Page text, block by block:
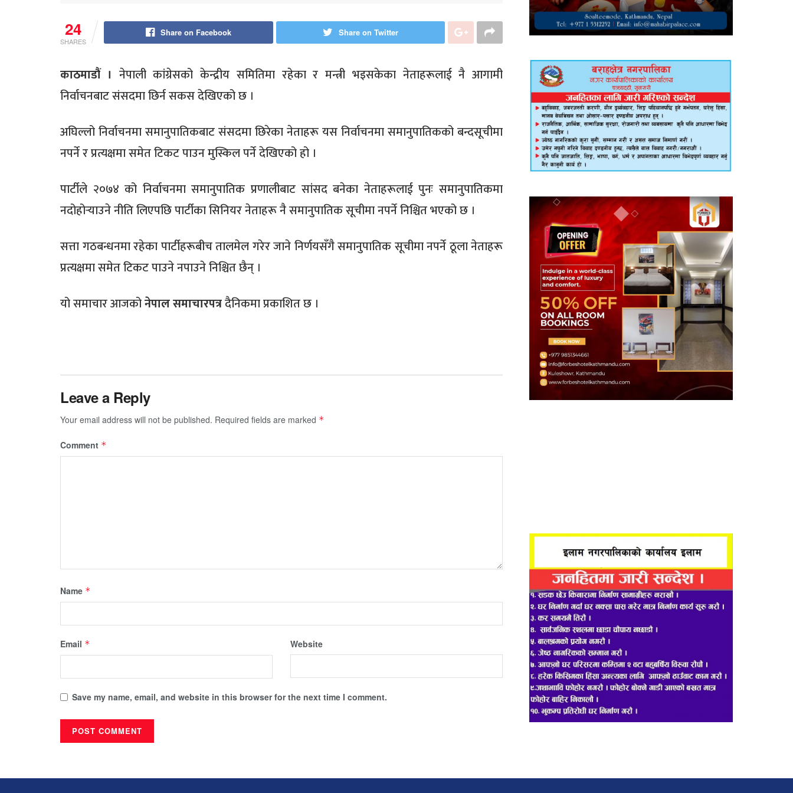
24
SHARES
Share on Facebook Share on Twitter
काठमाडौं । नेपाली कांग्रेसको केन्द्रीय समितिमा रहेका र मन्त्री भइसकेका नेताहरूलाई नै आगामी
निर्वाचनबाट संसदमा छिर्न सकस देखिएको छ ।
अघिल्लो निर्वाचनमा समानुपातिकबाट संसदमा छिरेका नेताहरू यस निर्वाचनमा समानुपातिकको बन्दसूचीमा
नपर्ने र प्रत्यक्षमा समेत टिकट पाउन मुस्किल पर्ने देखिएको हो ।
पार्टीले २०७४ को निर्वाचनमा समानुपातिक प्रणालीबाट सांसद बनेका नेताहरूलाई पुनः समानुपातिकमा
नदोहोर्‍याउने नीति लिएपछि पार्टीका सिनियर नेताहरू नै समानुपातिक सूचीमा नपर्ने निश्चित भएको छ ।
सत्ता गठबन्धनमा रहेका पार्टीहरूबीच तालमेल गरेर जाने निर्णयसँगै समानुपातिक सूचीमा नपर्ने ठूला नेताहरू
प्रत्यक्षमा समेत टिकट पाउने नपाउने निश्चित छैन् ।
यो समाचार आजकोनेपाल समाचारपत्रदैनिकमा प्रकाशित छ ।
Leave a Reply
Your email address will not be published. Required fields are marked *
Comment *
Name *
Email * Website
Save my name, email, and website in this browser for the next time I comment.